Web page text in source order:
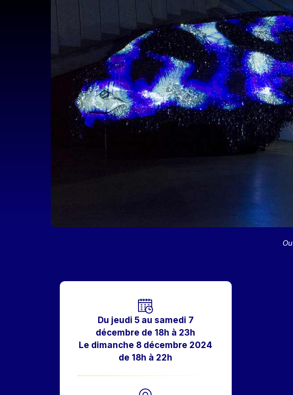
Du jeudi 5 au samedi 7
décembre de 18h à 23h
Le dimanche 8 décembre 2024
de 18h à 22h